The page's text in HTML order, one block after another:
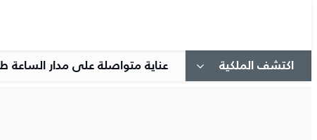
اكتشف الملكية عناية متواصلة على مدار الساعة